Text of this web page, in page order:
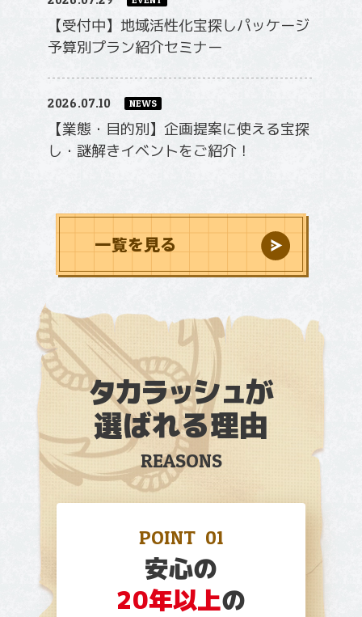
2026.07.29 EVENT
【受付中】地域活性化宝探しパッケージ
2026.07.10 NEWS
【業態・目的別】企画提案に使える宝探
一覧を見る
タカラッシュが
選ばれる理由
REASONS
POINT 01
安心の